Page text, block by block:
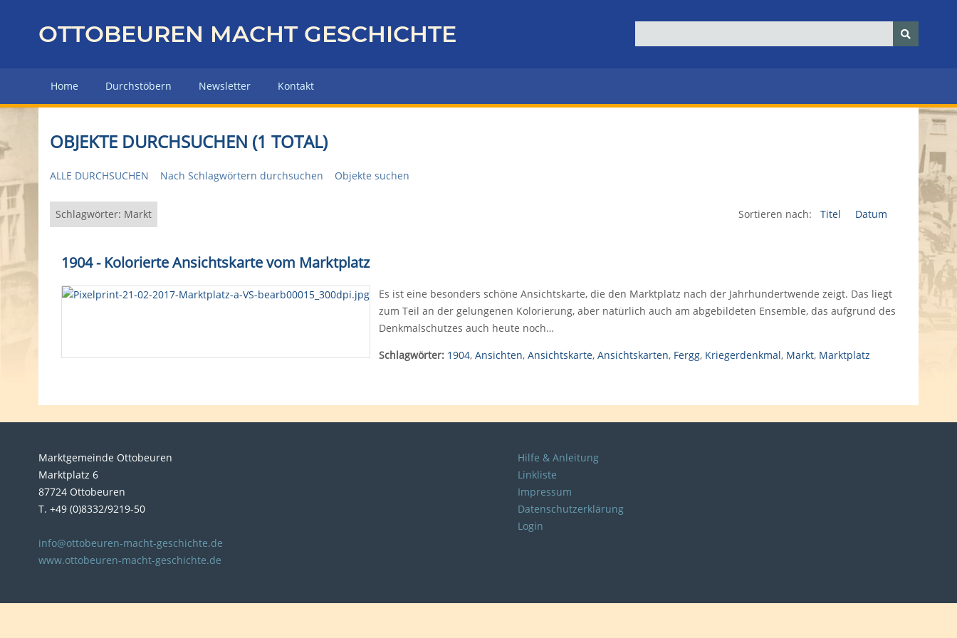
z
r
H
u
p
e
OTTOBEUREN MACHT GESCHICHTE
Home Durchstöbern Newsletter Kontakt
OBJEKTE DURCHSUCHEN (1 TOTAL)
ALLE DURCHSUCHEN Nach Schlagwörtern durchsuchen Objekte suchen
Schlagwörter: Markt Sortieren nach: Titel Datum
1904 - Kolorierte Ansichtskarte vom Marktplatz
Es ist eine besonders schöne Ansichtskarte, die den Marktplatz nach der Jahrhundertwende zeigt. Das liegt
zum Teil an der gelungenen Kolorierung, aber natürlich auch am abgebildeten Ensemble, das aufgrund des
Denkmalschutzes auch heute noch…
Schlagwörter: 1904, Ansichten, Ansichtskarte, Ansichtskarten, Fergg, Kriegerdenkmal, Markt, Marktplatz
Marktgemeinde Ottobeuren
Marktplatz 6
87724 Ottobeuren
T. +49 (0)8332/9219-50
info@ottobeuren-macht-geschichte.de
www.ottobeuren-macht-geschichte.de
Hilfe & Anleitung
Linkliste
Impressum
Datenschutzerklärung
Login